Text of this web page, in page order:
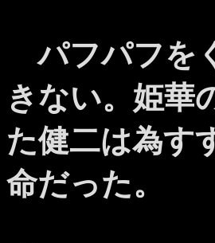
パフパフを
きない。姫華
た健二は為す
命だった。